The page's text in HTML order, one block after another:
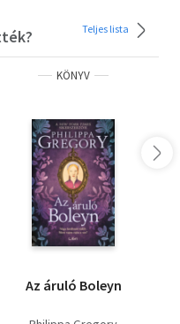
Teljes lista
KÖNYV
Az áruló Boleyn